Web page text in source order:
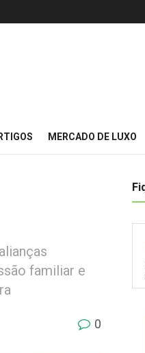
MERCADO DE LUXO
familiar e
0